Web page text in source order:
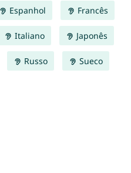
Espanhol Francês
Italiano Japonês
Russo Sueco